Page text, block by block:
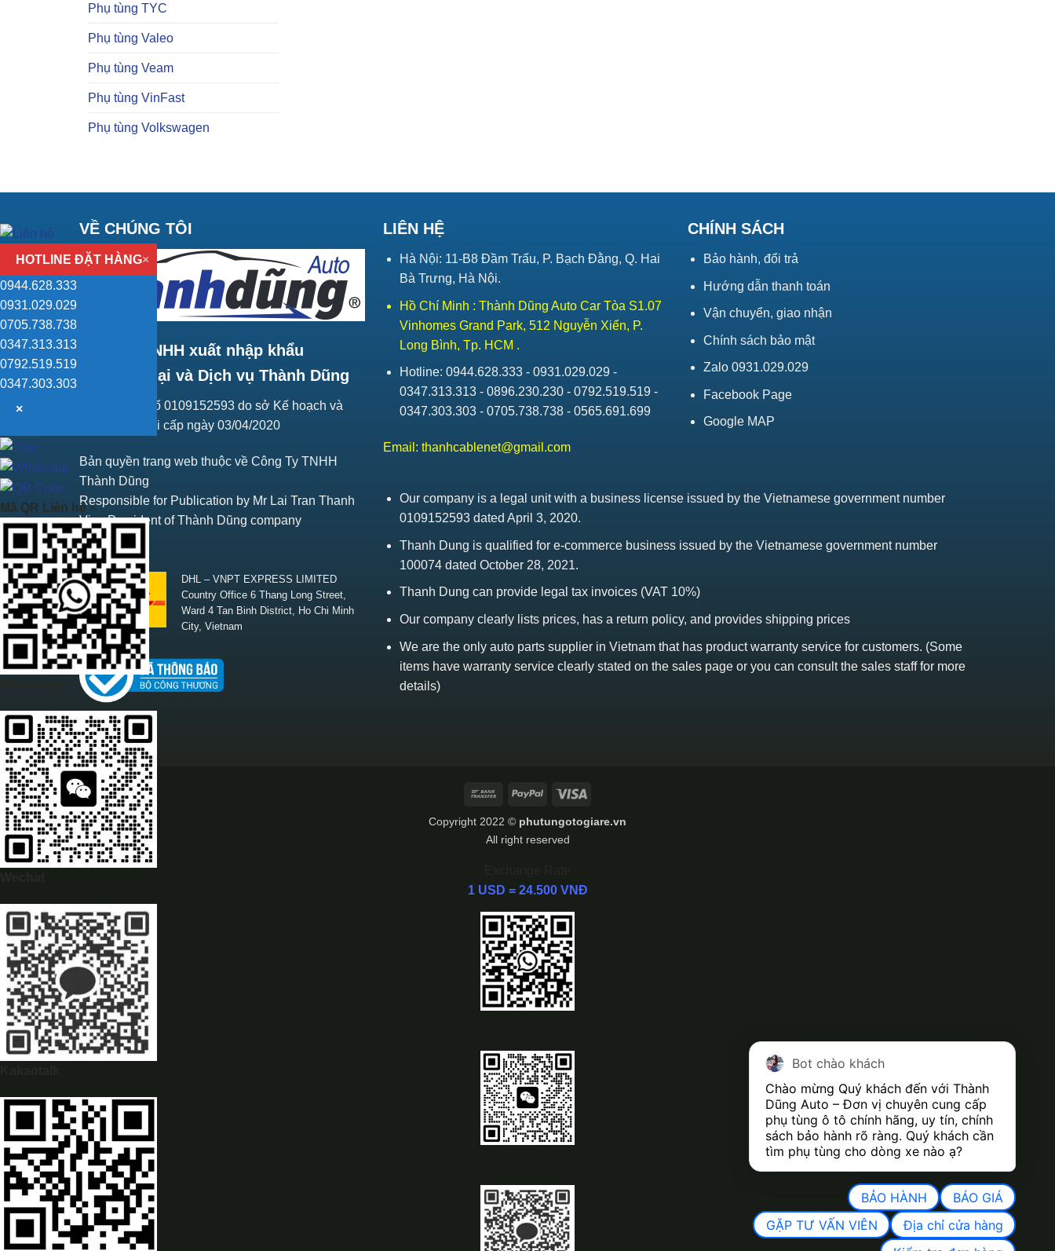
Phụ tùng TYC
Phụ tùng Valeo
Phụ tùng Veam
Phụ tùng VinFast
Phụ tùng Volkswagen
VỀ CHÚNG TÔI
Công ty TNHH xuất nhập khẩu
Thương mại và Dịch vụ Thành Dũng
Giấy ĐKKD số 0109152593 do sở Kế hoạch và
Đầu tư Hà Nội cấp ngày 03/04/2020
Bản quyền trang web thuộc về Công Ty TNHH
Thành Dũng
Responsible for Publication by Mr Lai Tran Thanh
Vice President of Thành Dũng company
SHIPPING
DHL – VNPT EXPRESS LIMITED
Country Office 6 Thang Long Street,
Ward 4 Tan Binh District, Ho Chi Minh
City, Vietnam
LIÊN HỆ
Hà Nội: 11-B8 Đầm Trấu, P. Bạch Đằng, Q. Hai
Bà Trưng, Hà Nội.
Hồ Chí Minh : Thành Dũng Auto Car Tòa S1.07
Vinhomes Grand Park, 512 Nguyễn Xiển, P.
Long Bình, Tp. HCM .
Hotline: 0944.628.333 - 0931.029.029 -
0347.313.313 - 0896.230.230 - 0792.519.519 -
0347.303.303 - 0705.738.738 - 0565.691.699
Email: thanhcablenet@gmail.com
CHÍNH SÁCH
Bảo hành, đổi trả
Hướng dẫn thanh toán
Vận chuyển, giao nhận
Chính sách bảo mật
Zalo 0931.029.029
Facebook Page
Google MAP
Our company is a legal unit with a business license issued by the Vietnamese government number
0109152593 dated April 3, 2020.
Thanh Dung is qualified for e-commerce business issued by the Vietnamese government number
100074 dated October 28, 2021.
Thanh Dung can provide legal tax invoices (VAT 10%)
Our company clearly lists prices, has a return policy, and provides shipping prices
We are the only auto parts supplier in Vietnam that has product warranty service for customers. (Some
items have warranty service clearly stated on the sales page or you can consult the sales staff for more
details)
Bank
PayPal
Copyright 2022 © phutungotogiare.vn
All right reserved
HOTLINE ĐẶT HÀNG×
0944.628.333
0931.029.029
0705.738.738
0347.313.313
0792.519.519
0347.303.303
×
Mã QR Liên hệ×
1 USD = 24.500 VNĐ
WhatsApp 0944628333
WeChat
Bot chào khách
Chào mừng Quý khách đến với Thành
Dũng Auto – Đơn vị chuyên cung cấp
phụ tùng ô tô chính hãng, uy tín, chính
sách bảo hành rõ ràng. Quý khách cần
tìm phụ tùng cho dòng xe nào ạ?
BẢO HÀNH
BÁO GIÁ
GẶP TƯ VẤN VIÊN
Địa chỉ cửa hàng